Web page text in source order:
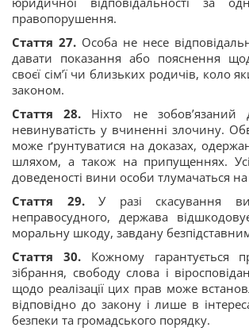
правопорушення.
Стаття 27. Особа не несе
давати показання або пояснення
своєї сім’ї чи близьких родичів, коло
законом.
Стаття 28. Ніхто не зобов’язаний
невинуватість у вчиненні злочину.
може ґрунтуватися на доказах,
шляхом, а також на припущеннях.
доведеності вини особи тлумачаться на
Стаття 29.У разі скасування
неправосудного, держава
моральну шкоду, завдану
Стаття 30.Кожному гарантується
зібрання, свободу слова і
щодо реалізації цих прав може
відповідно до закону і лише в
безпеки та громадського порядку.